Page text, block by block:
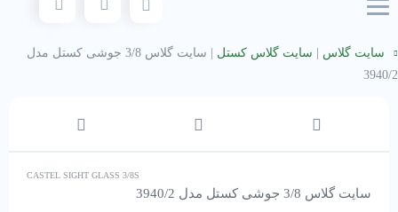
سایت گلاس سایت گلاس کستل
سایت گلاس 3/8 جوشی کستل مدل
3940/2
CASTEL SIGHT GLASS 3/8S
سایت گلاس 3/8 جوشی کستل مدل 3940/2